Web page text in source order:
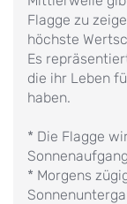
Flagge zu
höchste
Es
die ihr Leben
haben.
* Die Flagge
* Morgens